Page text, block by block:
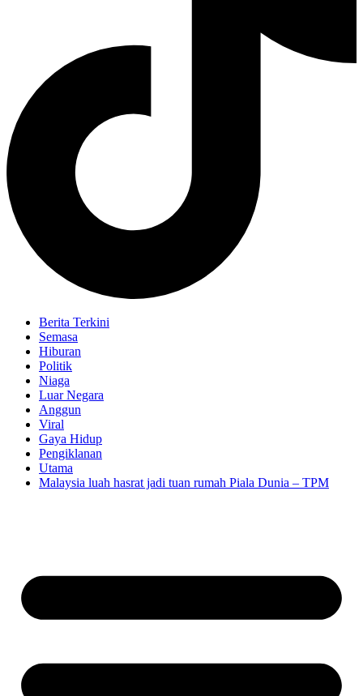
Berita Terkini
Semasa
Hiburan
Politik
Niaga
Luar Negara
Anggun
Viral
Gaya Hidup
Pengiklanan
Utama
Malaysia luah hasrat jadi tuan rumah Piala Dunia – TPM